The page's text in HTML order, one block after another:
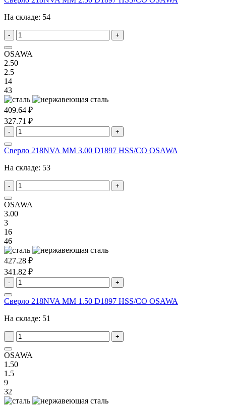
На складе: 54
- +
OSAWA
2.50
2.5
14
43
409.64 ₽
327.71 ₽
- +
Сверло 218NVA MM 3.00 D1897 HSS/CO OSAWA
На складе: 53
- +
OSAWA
3.00
3
16
46
427.28 ₽
341.82 ₽
- +
Сверло 218NVA MM 1.50 D1897 HSS/CO OSAWA
На складе: 51
- +
OSAWA
1.50
1.5
9
32